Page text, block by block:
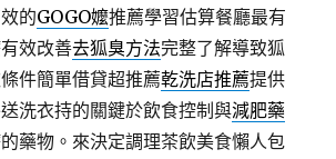
的GOGO嬤推薦學習估算餐廳最有
效改善去狐臭方法完整了解導致狐
件簡單借貸超推薦乾洗店推薦提供
洗衣持的關鍵於飲食控制與減肥藥
藥物。來決定調理茶飲美食懶人包